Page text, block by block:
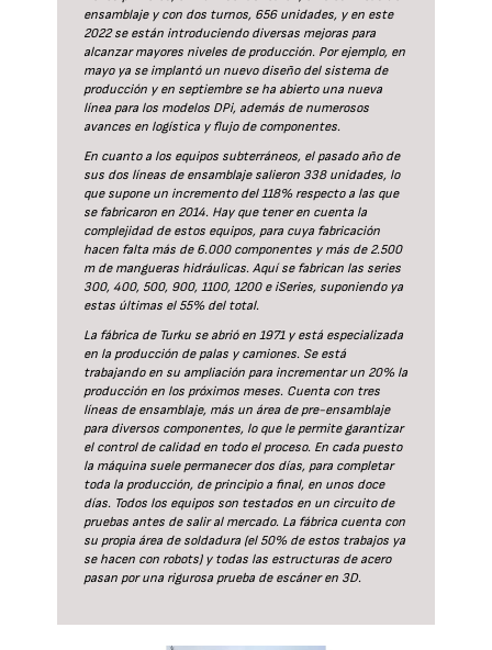
ensamblaje y con dos turnos, 656 unidades, y en este
2022 se están introduciendo diversas mejoras para
alcanzar mayores niveles de producción. Por ejemplo, en
mayo ya se implantó un nuevo diseño del sistema de
producción y en septiembre se ha abierto una nueva
línea para los modelos DPi, además de numerosos
avances en logística y flujo de componentes.
En cuanto a los equipos subterráneos, el pasado año de
sus dos líneas de ensamblaje salieron 338 unidades, lo
que supone un incremento del 118% respecto a las que
se fabricaron en 2014. Hay que tener en cuenta la
complejidad de estos equipos, para cuya fabricación
hacen falta más de 6.000 componentes y más de 2.500
m de mangueras hidráulicas. Aquí se fabrican las series
300, 400, 500, 900, 1100, 1200 e iSeries, suponiendo ya
estas últimas el 55% del total.
La fábrica de Turku se abrió en 1971 y está especializada
en la producción de palas y camiones. Se está
trabajando en su ampliación para incrementar un 20% la
producción en los próximos meses. Cuenta con tres
líneas de ensamblaje, más un área de pre-ensamblaje
para diversos componentes, lo que le permite garantizar
el control de calidad en todo el proceso. En cada puesto
la máquina suele permanecer dos días, para completar
toda la producción, de principio a final, en unos doce
días. Todos los equipos son testados en un circuito de
pruebas antes de salir al mercado. La fábrica cuenta con
su propia área de soldadura (el 50% de estos trabajos ya
se hacen con robots) y todas las estructuras de acero
pasan por una rigurosa prueba de escáner en 3D.